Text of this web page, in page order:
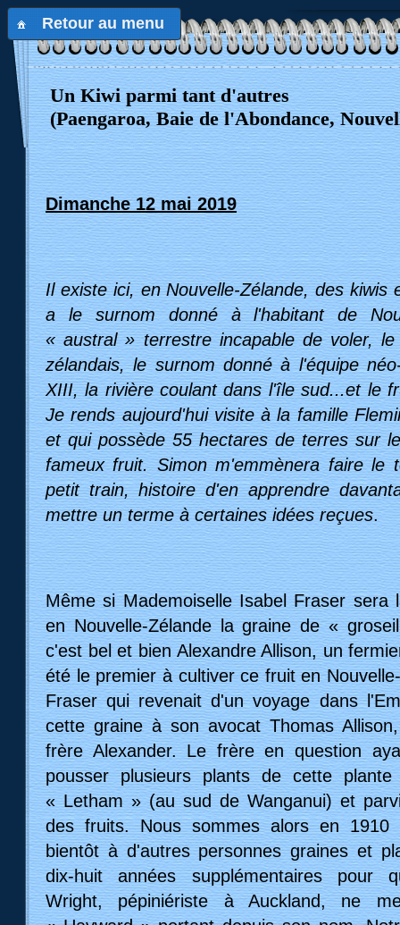
Retour au menu
Un Kiwi parmi tant d'autres
(Paengaroa, Baie de l'Abondance,
Dimanche 12 mai 2019
Il existe ici, en Nouvelle-Zélande, des kiwis
a le surnom donné à l'habitant de
« austral » terrestre incapable de voler,
zélandais, le surnom donné à l'équipe
XIII, la rivière coulant dans l'île sud...et le
Je rends aujourd'hui visite à la famille
et qui possède 55 hectares de terres sur
fameux fruit. Simon m'emmènera faire le
petit train, histoire d'en apprendre
mettre un terme à certaines idées reçues.
Même si Mademoiselle Isabel Fraser sera
en Nouvelle-Zélande la graine de «
c'est bel et bien Alexandre Allison, un
été le premier à cultiver ce fruit en
Fraser qui revenait d'un voyage dans
cette graine à son avocat Thomas
frère Alexander. Le frère en question
pousser plusieurs plants de cette
« Letham » (au sud de Wanganui) et
des fruits. Nous sommes alors en 1910
bientôt à d'autres personnes graines et
dix-huit années supplémentaires pour
Wright, pépiniériste à Auckland, ne